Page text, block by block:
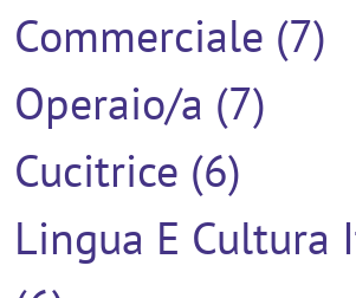
Commerciale (7)
Operaio/a (7)
Cucitrice (6)
Lingua E Cultura